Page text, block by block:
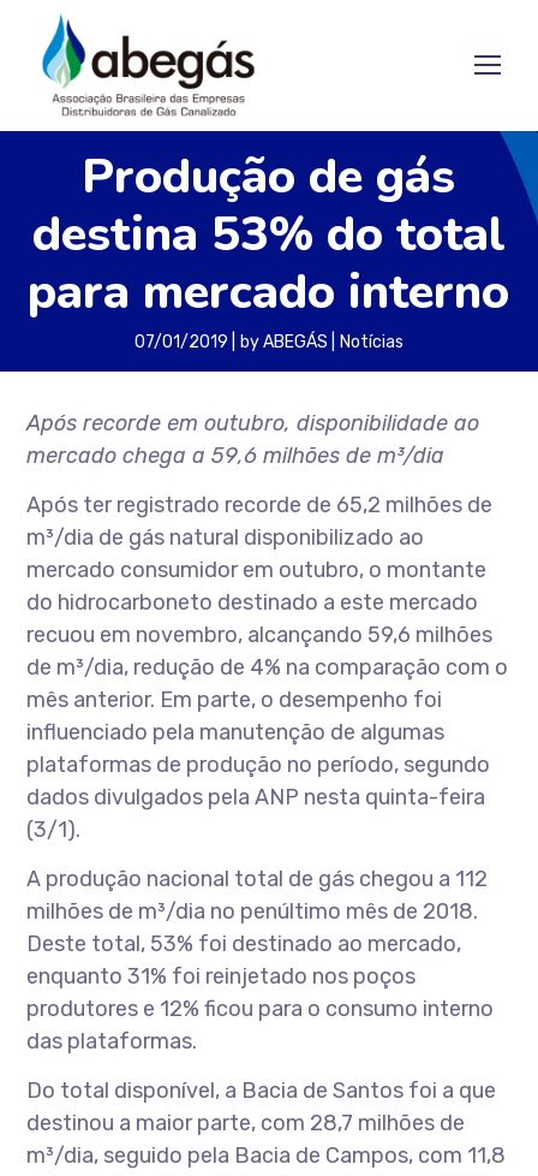
Produção de gás
destina 53% do total
para mercado interno
07/01/2019 byABEGÁS Notícias
Após recorde em outubro, disponibilidade ao
mercado chega a 59,6 milhões de m³/dia
Após ter registrado recorde de 65,2 milhões de
m³/dia de gás natural disponibilizado ao
mercado consumidor em outubro, o montante
do hidrocarboneto destinado a este mercado
recuou em novembro, alcançando 59,6 milhões
de m³/dia, redução de 4% na comparação com o
mês anterior. Em parte, o desempenho foi
influenciado pela manutenção de algumas
plataformas de produção no período, segundo
dados divulgados pela ANP nesta quinta-feira
(3/1).
A produção nacional total de gás chegou a 112
milhões de m³/dia no penúltimo mês de 2018.
Deste total, 53% foi destinado ao mercado,
enquanto 31% foi reinjetado nos poços
produtores e 12% ficou para o consumo interno
das plataformas.
Do total disponível, a Bacia de Santos foi a que
destinou a maior parte, com 28,7 milhões de
m³/dia, seguido pela Bacia de Campos, com 11,8